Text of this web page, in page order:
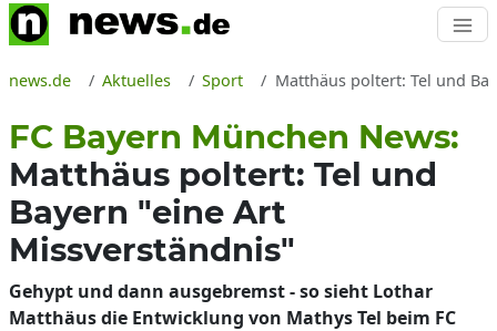
news.de Aktuelles Sport Matthäus poltert: Tel und
FC Bayern München News:
Matthäus poltert: Tel und
Bayern "eine Art
Missverständnis"
Gehypt und dann ausgebremst - so sieht Lothar
Matthäus die Entwicklung von Mathys Tel beim FC